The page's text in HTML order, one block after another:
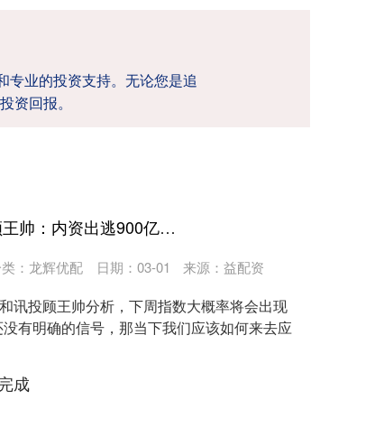
专业的投资支持。无论您是追
资回报。
指盈配资网APP下载 和讯投顾王帅：内资出逃900亿，市场要变盘？
日期：03-01 来源：益配资
： 龙辉优配
讯投顾王帅分析，下周指数大概率将会出现
有明确的信号，那当下我们应该如何来去应
成